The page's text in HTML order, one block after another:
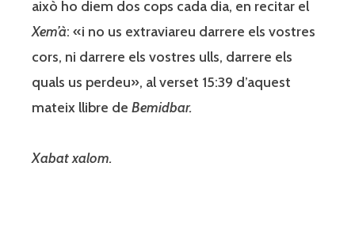
això ho diem dos cops cada dia, en recitar el
Xem’à: «i no us extraviareu darrere els vostres
cors, ni darrere els vostres ulls, darrere els
quals us perdeu», al verset 15:39 d’aquest
mateix llibre de Bemidbar.
Xabat xalom.